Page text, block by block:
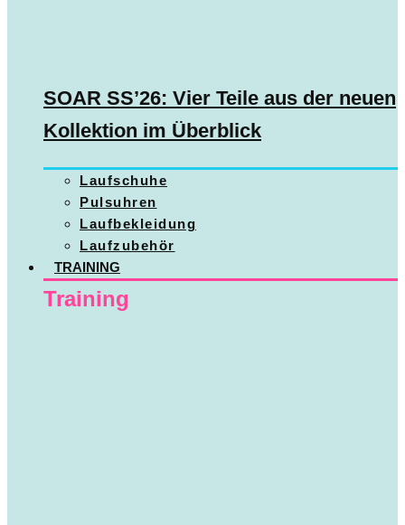
SOAR SS’26: Vier Teile aus der neuen
Kollektion im Überblick
Laufschuhe
Pulsuhren
Laufbekleidung
Laufzubehör
TRAINING
Training